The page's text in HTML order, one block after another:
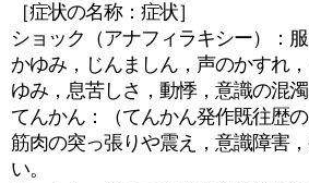
［症状の名称：症状］
ショック（アナフィラキシー）：
かゆみ，じんましん，声のかすれ
ゆみ，息苦しさ，動悸，意識の混濁
てんかん：（てんかん発作既往歴の
筋肉の突っ張りや震え，意識障害
い。